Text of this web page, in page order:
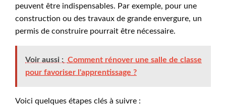
peuvent être indispensables. Par exemple, pour une
construction ou des travaux de grande envergure, un
permis de construire pourrait être nécessaire.
Voir aussi : Comment rénover une salle de classe
pour favoriser l'apprentissage ?
Voici quelques étapes clés à suivre :